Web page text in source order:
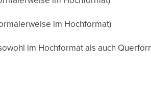
im Hochformat)
im Hochformat als auch